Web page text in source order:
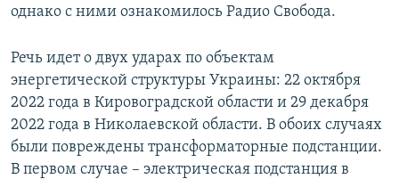
однако с ними ознакомилось Радио Свобода.
Речь идет о двух ударах по объектам
энергетической структуры Украины: 22 октября
2022 года в Кировоградской области и 29 декабря
2022 года в Николаевской области. В обоих случаях
были повреждены трансформаторные подстанции.
В первом случае – электрическая подстанция в